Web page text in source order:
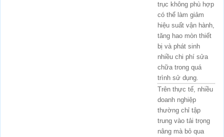
trục không phù hợp
có thể làm giảm
hiệu suất vận hành,
tăng hao mòn thiết
bị và phát sinh
nhiều chi phí sửa
chữa trong quá
trình sử dụng.
Trên thực tế, nhiều
doanh nghiệp
thường chỉ tập
trung vào tải trọng
nâng mà bỏ qua